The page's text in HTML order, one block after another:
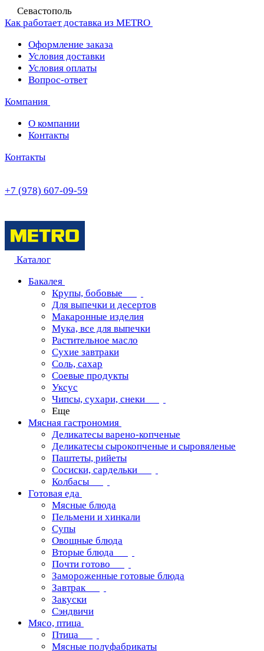
Севастополь
Как работает доставка из METRO
Оформление заказа
Условия доставки
Условия оплаты
Вопрос-ответ
Компания
О компании
Контакты
Контакты
+7 (978) 607-09-59
Каталог
Бакалея
Крупы, бобовые
Для выпечки и десертов
Макаронные изделия
Мука, все для выпечки
Растительное масло
Сухие завтраки
Соль, сахар
Соевые продукты
Уксус
Чипсы, сухари, снеки
Еще
Мясная гастрономия
Деликатесы варено-копченые
Деликатесы сырокопченые и сыровяленые
Паштеты, рийеты
Сосиски, сардельки
Колбасы
Готовая еда
Мясные блюда
Пельмени и хинкали
Супы
Овощные блюда
Вторые блюда
Почти готово
Замороженные готовые блюда
Завтрак
Закуски
Сэндвичи
Мясо, птица
Птица
Мясные полуфабрикаты